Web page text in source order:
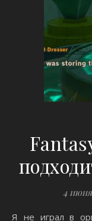
4
Я не играл в оригинальную Fantasy Life, когда она